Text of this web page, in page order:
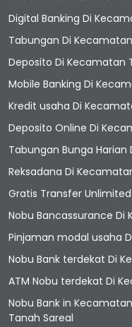
Digital Banking Di
Tabungan Di
Deposito Di Kecamatan
Mobile Banking Di
Kredit usaha Di
Deposito Online Di
Tabungan Bunga
Reksadana Di
Gratis Transfer
Nobu Bancassurance Di
Pinjaman modal usaha
Nobu Bank terdekat Di
ATM Nobu terdekat Di
Nobu Bank in
Tanah Sareal